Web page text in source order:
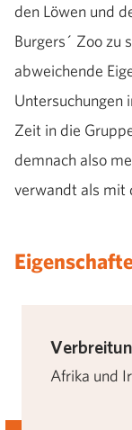
den Löwen und
Burgers´ Zoo zu
abweichende
Untersuchungen
Zeit in die
demnach also
verwandt als mit
Afrika und